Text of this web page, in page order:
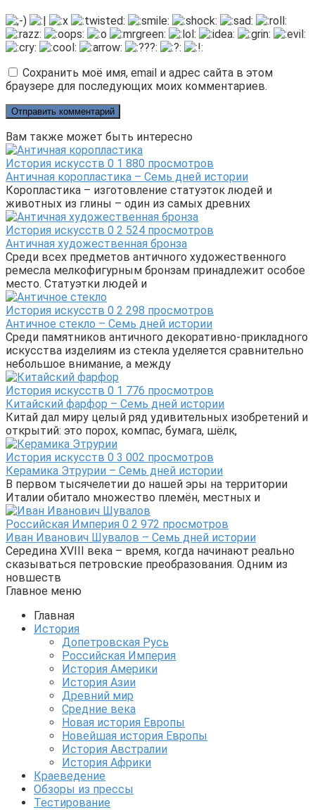
Сохранить моё имя, email и адрес сайта в этом
браузере для последующих моих комментариев.
Вам также может быть интересно
История искусств 0 1 880 просмотров
Античная коропластика – Семь дней истории
Коропластика – изготовление статуэток людей и
животных из глины – один из самых древних
История искусств 0 2 524 просмотров
Античная художественная бронза
Среди всех предметов античного художественного
ремесла мелкофигурным бронзам принадлежит особое
место. Статуэтки людей и
История искусств 0 2 298 просмотров
Античное стекло – Семь дней истории
Среди памятников античного декоративно-прикладного
искусства изделиям из стекла уделяется сравнительно
небольшое внимание, а между
История искусств 0 1 776 просмотров
Китайский фарфор – Семь дней истории
Китай дал миру целый ряд удивительных изобретений и
открытий: это порох, компас, бумага, шёлк,
История искусств 0 3 002 просмотров
Керамика Этрурии – Семь дней истории
В первом тысячелетии до нашей эры на территории
Италии обитало множество племён, местных и
Российская Империя 0 2 972 просмотров
Иван Иванович Шувалов – Семь дней истории
Середина XVIII века – время, когда начинают реально
сказываться петровские преобразования. Одним из
новшеств
Главное меню
Главная
История
Допетровская Русь
Российская Империя
История Америки
История Азии
Древний мир
Средние века
Новая история Европы
Новейшая история Европы
История Австралии
История Африки
Краеведение
Обзоры из прессы
Тестирование